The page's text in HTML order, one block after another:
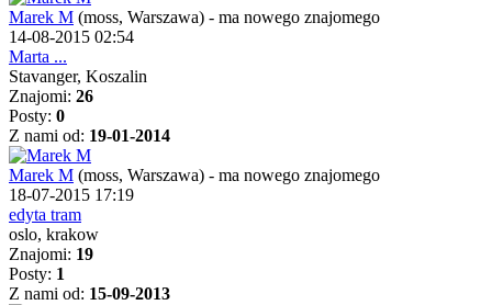
Marek M (moss, Warszawa) - ma nowego znajomego
14-08-2015 02:54
Marta ...
Stavanger, Koszalin
Znajomi: 26
Posty: 0
Z nami od: 19-01-2014
Marek M (moss, Warszawa) - ma nowego znajomego
18-07-2015 17:19
edyta tram
oslo, krakow
Znajomi: 19
Posty: 1
Z nami od: 15-09-2013